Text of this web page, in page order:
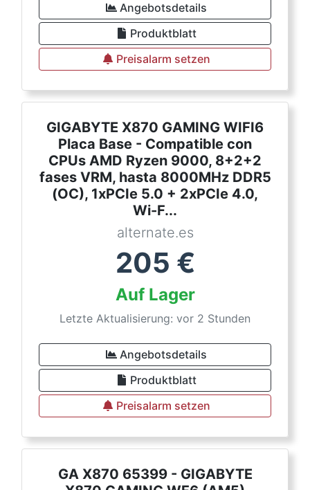
Angebotsdetails
Produktblatt
Preisalarm setzen
GIGABYTE X870 GAMING WIFI6
Placa Base - Compatible con
CPUs AMD Ryzen 9000, 8+2+2
fases VRM, hasta 8000MHz DDR5
(OC), 1xPCIe 5.0 + 2xPCIe 4.0,
Wi-F...
alternate.es
205 €
Auf Lager
Letzte Aktualisierung: vor 2 Stunden
Angebotsdetails
Produktblatt
Preisalarm setzen
GA X870 65399 - GIGABYTE